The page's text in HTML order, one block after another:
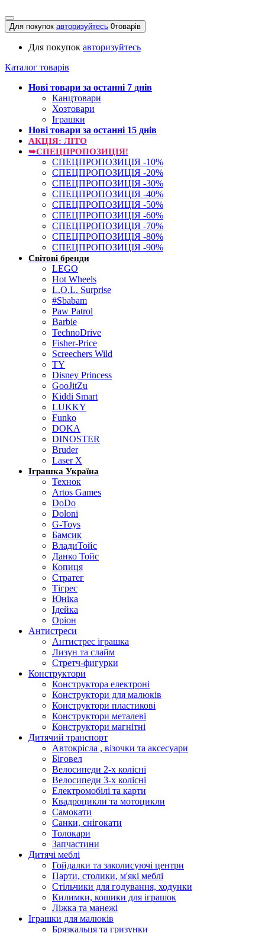
Для покупок авторизуйтесь 0товарів
Для покупок авторизуйтесь
Каталог товарів
Нові товари за останнi 7 днiв
Канцтовари
Хозтовари
Іграшки
Нові товари за останнi 15 днiв
АКЦІЯ: ЛІТО
➥СПЕЦПРОПОЗИЦІЯ!
СПЕЦПРОПОЗИЦІЯ -10%
СПЕЦПРОПОЗИЦІЯ -20%
СПЕЦПРОПОЗИЦІЯ -30%
СПЕЦПРОПОЗИЦІЯ -40%
СПЕЦПРОПОЗИЦІЯ -50%
СПЕЦПРОПОЗИЦІЯ -60%
СПЕЦПРОПОЗИЦІЯ -70%
СПЕЦПРОПОЗИЦІЯ -80%
СПЕЦПРОПОЗИЦІЯ -90%
Світові бренди
LEGO
Hot Wheels
L.O.L. Surprise
#Sbabam
Paw Patrol
Barbie
TechnoDrive
Fisher-Price
Screechers Wild
TY
Disney Princess
GooJitZu
Kiddi Smart
LUKKY
Funko
DOKA
DINOSTER
Bruder
Laser X
Іграшка Україна
Технок
Artos Games
DoDo
Doloni
G-Toys
Бамсик
ВладиТойс
Данко Тойс
Копиця
Стратег
Тігрес
Юніка
Ідейка
Оріон
Антистреси
Антистрес іграшка
Лизун та слайм
Стретч-фигурки
Конструктори
Конструктора електроні
Конструктори для малюків
Конструктори пластикові
Конструктори металеві
Конструктори магнітні
Дитячий транспорт
Автокрісла , візочки та аксесуари
Біговел
Велосипеди 2-х колісні
Велосипеди 3-х колісні
Електромобілі та карти
Квадроцикли та мотоцикли
Самокати
Санки, снігокати
Толокари
Запчастини
Дитячі меблі
Гойдалки та заколисуючі центри
Парти, столики, м'які меблі
Стільчики для годування, ходунки
Килимки, кошики для іграшок
Ліжка та манежі
Іграшки для малюків
Брязкальця та гризунки